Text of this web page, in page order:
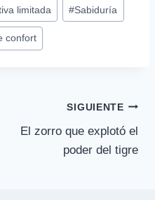
limitada #Sabiduría
confort
SIGUIENTE
El zorro que explotó el
poder del tigre